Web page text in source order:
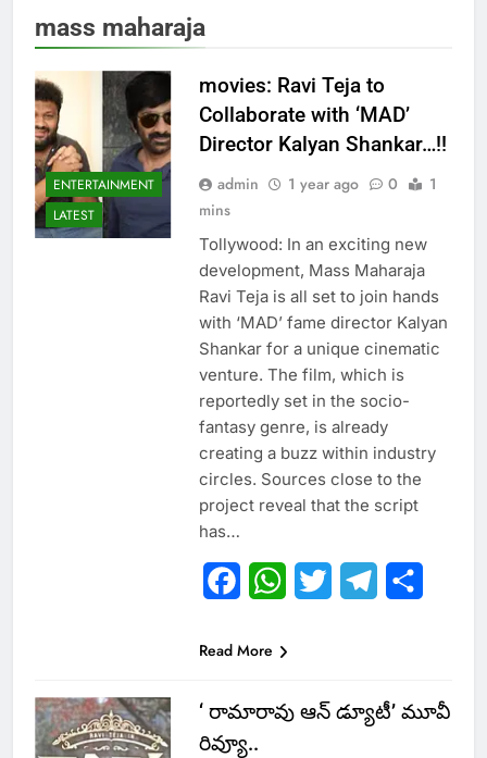
mass maharaja
ENTERTAINMENT
LATEST
movies: Ravi Teja to
Collaborate with ‘MAD’
Director Kalyan Shankar…!!
admin 1 year ago 0
1
mins
Tollywood: In an exciting new
development, Mass Maharaja
Ravi Teja is all set to join hands
with ‘MAD’ fame director Kalyan
Shankar for a unique cinematic
venture. The film, which is
reportedly set in the socio-
fantasy genre, is already
creating a buzz within industry
circles. Sources close to the
project reveal that the script
has…
FacebookWhatsApp
Twitter Telegram
Read More
‘ రామారావు ఆన్ డ్యూటీ’ మూవీ
రివ్యూ..